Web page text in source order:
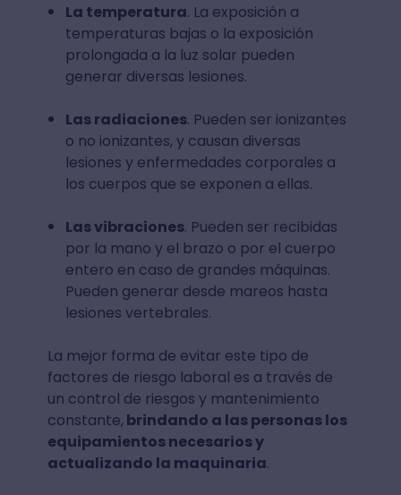
La temperatura. La exposición a
temperaturas bajas o la exposición
prolongada a la luz solar pueden
generar diversas lesiones.
Las radiaciones. Pueden ser ionizantes
o no ionizantes, y causan diversas
lesiones y enfermedades corporales a
los cuerpos que se exponen a ellas.
Las vibraciones. Pueden ser recibidas
por la mano y el brazo o por el cuerpo
entero en caso de grandes máquinas.
Pueden generar desde mareos hasta
lesiones vertebrales.
La mejor forma de evitar este tipo de
factores de riesgo laboral es a través de
un control de riesgos y mantenimiento
constante, brindando a las personas los
equipamientos necesarios y
actualizando la maquinaria.